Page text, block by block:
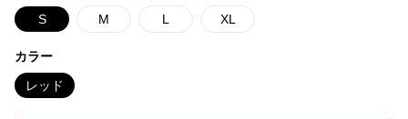
S M L XL
カラー
レッド